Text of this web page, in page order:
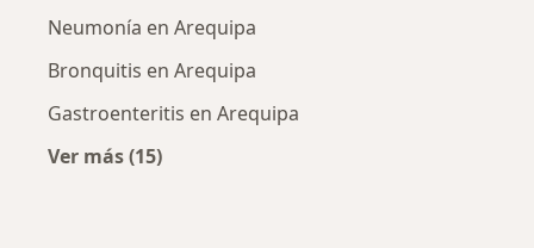
Neumonía en Arequipa
Bronquitis en Arequipa
Gastroenteritis en Arequipa
Ver más (15)